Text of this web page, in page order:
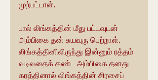
முற்பட்டாள்.
பால் லிங்கத்தின் மீது பட்டவுடன்
அம்பிகை தன் சுயவுரு பெற்றாள்.
லிங்கத்தினிலிருந்து இன்னும் ரத்தம்
வடிவதைக் கண்ட அம்பிகை தனது
கரத்தினால் லிங்கத்தின் சிரசைப்